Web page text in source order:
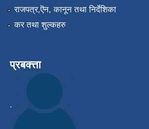
राजपत्र,ऎन, कानून तथा निर्देशिका
कर तथा शुल्कहरु
प्रबक्त्ता
.